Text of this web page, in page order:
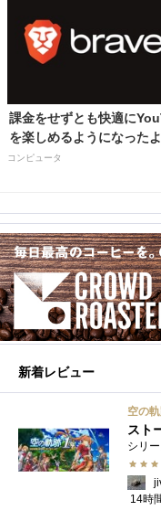
課金をせずとも快適に
を楽しめるようになったよ
コンピュータ
新着レビュー
空の
14時